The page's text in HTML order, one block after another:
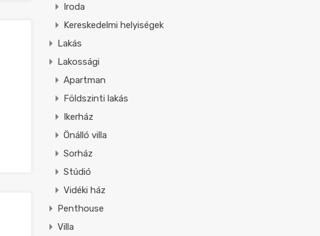
Iroda
Kereskedelmi helyiségek
Lakás
Lakossági
Apartman
Földszinti lakás
Ikerház
Önálló villa
Sorház
Stúdió
Vidéki ház
Penthouse
Villa